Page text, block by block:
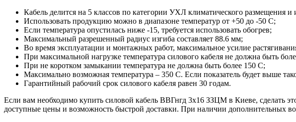
Кабель делится на 5 классов по категории УХЛ климатического размещения и
Использовать продукцию можно в диапазоне температур от +50 до -50 С;
Если температура опустилась ниже -15, требуется использовать обогрев;
Максимальный разрешенный радиус изгиба составляет 88.6 мм;
Во время эксплуатации и монтажных работ, максимальное усилие
При максимальной нагрузке температура силового кабеля не должна быть
При не коротком замыкании температура не должна быть более 150 С;
Максимально возможная температура – 350 С. Если показатель будет выше
Гарантийный рабочий срок силового кабеля равен 30 годам.
Если вам необходимо купить силовой кабель ВВГнгд 3х16 ЗЗЦМ в Киеве, сделать
доступные цены и возможность быстрой доставки. При наличии дополнительных